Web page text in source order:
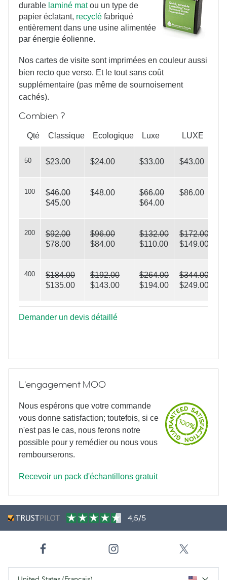
Triangulate
Runway
durable laminé matou un type de
papier éclatant, recyclé fabriqué
entièrement dans une usine alimentée
par énergie éolienne.
Nos cartes de visite sont imprimées en couleur aussi
bien recto que verso. Et le tout sans coût
supplémentaire (pas même de sournoisement
cachés).
Combien ?
Qté Classique Ecologique Luxe LUXE
50 $23.00 $24.00 $33.00 $43.00
100
$46.00
$45.00
$48.00
$66.00
$64.00
$86.00
200
$92.00
$78.00
$96.00
$84.00
$132.00
$110.00
$172.00
$149.00
400
$184.00
$135.00
$192.00
$143.00
$264.00
$194.00
$344.00
$249.00
Demander un devis détaillé
L'engagement MOO
Nous espérons que votre commande
vous donne satisfaction; toutefois, si ce
n'est pas le cas, nous ferons notre
possible pour y remédier ou nous vous
rembourserons.
Recevoir un pack d'échantillons gratuit
4,5/5